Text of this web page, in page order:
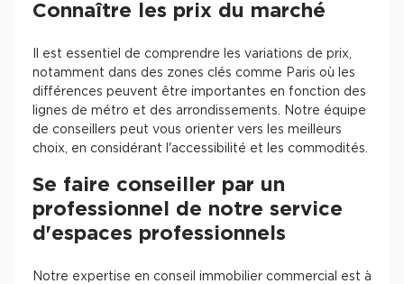
Connaître les prix du marché
Il est essentiel de comprendre les variations de prix,
notamment dans des zones clés comme Paris où les
différences peuvent être importantes en fonction des
lignes de métro et des arrondissements. Notre équipe
de conseillers peut vous orienter vers les meilleurs
choix, en considérant l'accessibilité et les commodités.
Se faire conseiller par un
professionnel de notre service
d'espaces professionnels
Notre expertise en conseil immobilier commercial est à